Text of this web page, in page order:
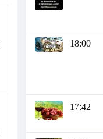
18:00
17:42